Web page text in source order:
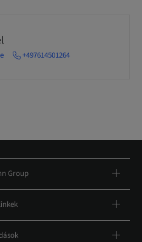
+497614501264
Group